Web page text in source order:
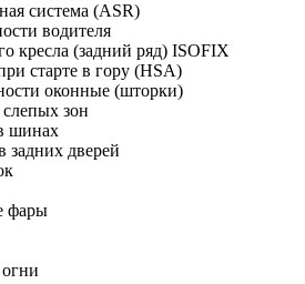
система (ASR)
водителя
кресла (задний ряд) ISOFIX
старте в гору (HSA)
оконные (шторки)
зон
шинах
задних дверей
фары